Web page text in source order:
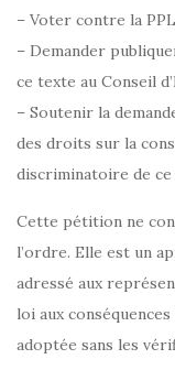
– Voter contre la
– Demander
ce texte au Conseil
– Soutenir la
des droits sur la
discriminatoire de ce
Cette pétition ne
l’ordre. Elle est un
adressé aux
loi aux
adoptée sans les